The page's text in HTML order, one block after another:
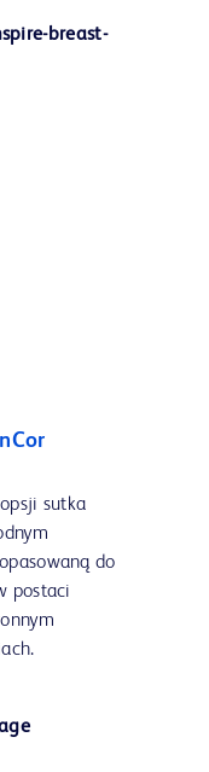
sutka
do
postaci